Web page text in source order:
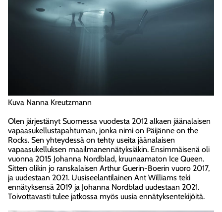
Kuva Nanna Kreutzmann
Olen järjestänyt Suomessa vuodesta 2012 alkaen jäänalaisen
vapaasukellustapahtuman, jonka nimi on Päijänne on the
Rocks. Sen yhteydessä on tehty useita jäänalaisen
vapaasukelluksen maailmanennätyksiäkin. Ensimmäisenä oli
vuonna 2015 Johanna Nordblad, kruunaamaton Ice Queen.
Sitten olikin jo ranskalaisen Arthur Guerin-Boerin vuoro 2017,
ja uudestaan 2021. Uusiseelantilainen Ant Williams teki
ennätyksensä 2019 ja Johanna Nordblad uudestaan 2021.
Toivottavasti tulee jatkossa myös uusia ennätyksentekijöitä.